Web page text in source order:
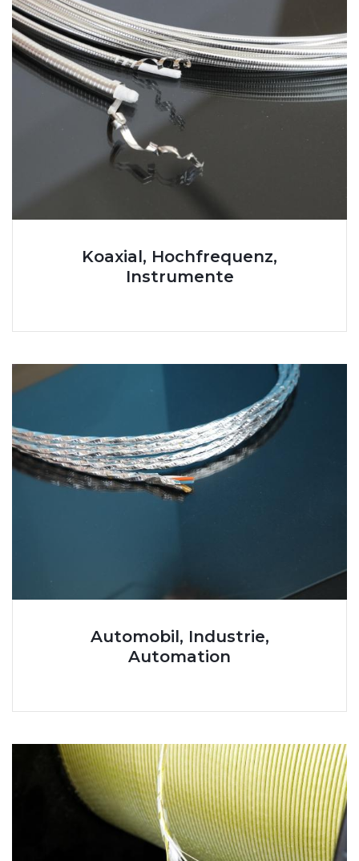
Koaxial, Hochfrequenz,
Instrumente
Automobil, Industrie,
Automation